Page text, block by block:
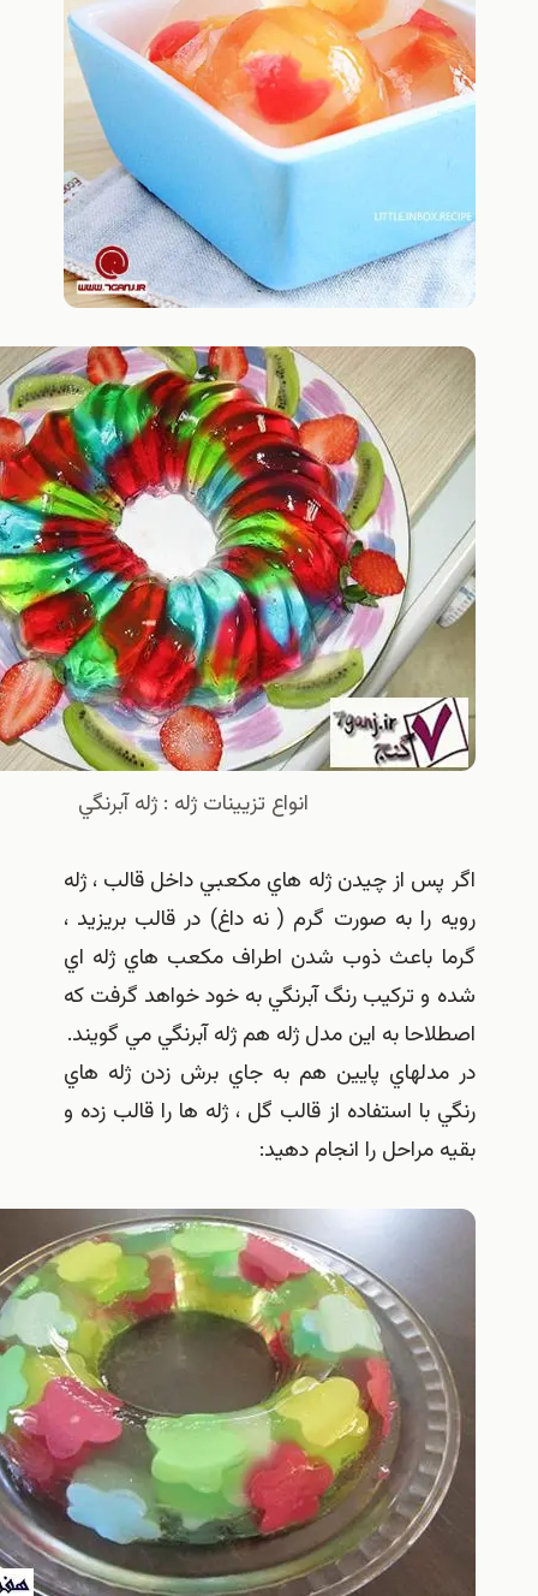
انواع تزيينات ژله : ژله آبرنگي
از چيدن ژله هاي مكعبي داخل قالب ، ژله
به صورت گرم ( نه داغ) در قالب بريزيد ،
ذوب شدن اطراف مكعب هاي ژله اي
رنگ آبرنگي به خود خواهد گرفت كه
به اين مدل ژله هم ژله آبرنگي مي گويند.
پايين هم به جاي برش زدن ژله هاي
استفاده از قالب گل ، ژله ها را قالب زده و
را انجام دهيد: